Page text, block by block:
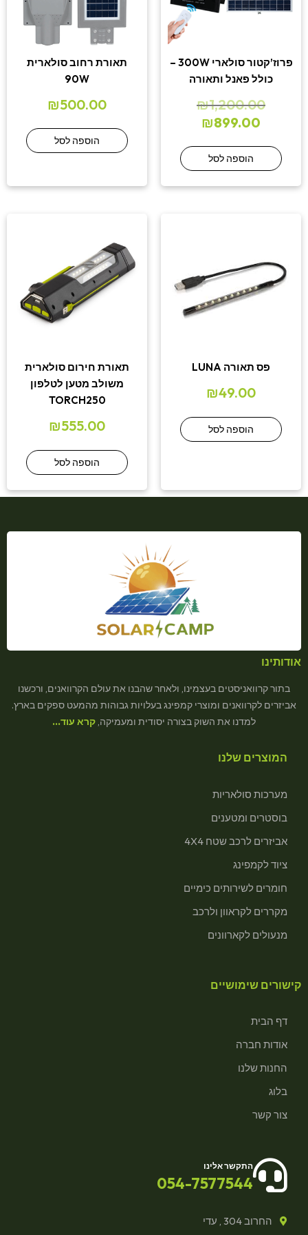
פרוז’קטור סולארי 300W –
כולל פאנל ותאורה
₪1,200.00
₪899.00
הוספה לסל
תאורת רחוב סולארית
90W
₪500.00
הוספה לסל
פס תאורה LUNA
₪49.00
הוספה לסל
תאורת חירום סולארית
משולב מטען לטלפון
TORCH250
₪555.00
הוספה לסל
אודותינו
בתור קרוואניסטים בעצמינו, ולאחר שהבנו את עולם הקרוואנים, ורכשנו
אביזרים לקרוואנים ומוצרי קמפינג בעלויות גבוהות מהמעט ספקים בארץ.
למדנו את השוק בצורה יסודית ומעמיקה, קרא עוד…
המוצרים שלנו
מערכות סולאריות
בוסטרים ומטענים
אביזרים לרכב שטח 4X4
ציוד לקמפינג
חומרים לשירותים כימיים
מקררים לקראוון ולרכב
מנעולים לקארוונים
קישורים שימושיים
דף הבית
אודות חברה
החנות שלנו
בלוג
צור קשר
התקשר אלינו
054-7577544
החרוב 304 , עדי